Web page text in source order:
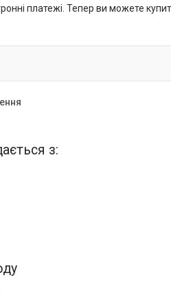
платежі. Тепер ви можете
з: